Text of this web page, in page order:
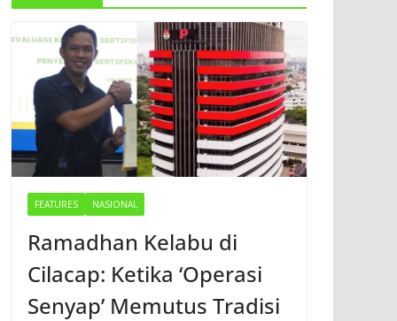
FEATURES NASIONAL
Ramadhan Kelabu di
Cilacap: Ketika ‘Operasi
Senyap’ Memutus Tradisi